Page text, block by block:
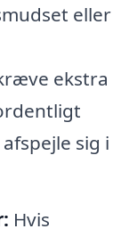
eller
ekstra
sig i
Hvis